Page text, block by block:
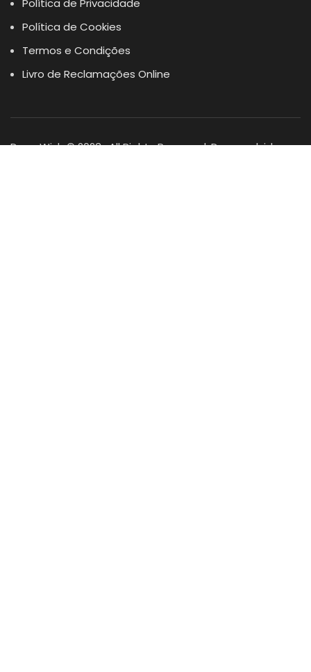
Política de Privacidade
Política de Cookies
Termos e Condições
Livro de Reclamações Online
Dogs Wish © 2023 . All Rights Reserved. Desenvolvido por